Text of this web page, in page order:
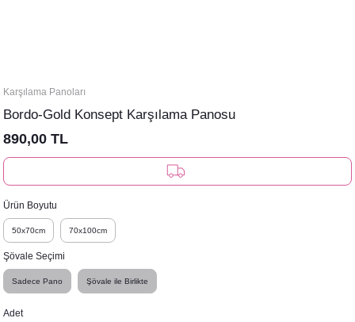
Karşılama Panoları
Bordo-Gold Konsept Karşılama Panosu
890,00 TL
Ürün Boyutu
50x70cm 70x100cm
Şövale Seçimi
Sadece Pano Şövale ile Birlikte
Adet